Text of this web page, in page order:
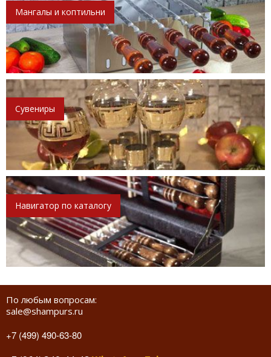
Мангалы и коптильни
Сувениры
Навигатор по каталогу
По любым вопросам:
sale@shampurs.ru
+7 (499) 490-63-80